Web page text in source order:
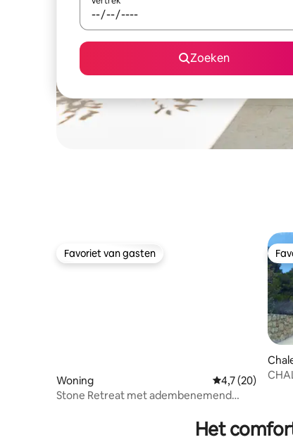
Zoeken
Favoriet van gasten
Favoriet van gasten
Woning Gemiddelde
4,7 (20)
Stone Retreat met adembenemend
Het